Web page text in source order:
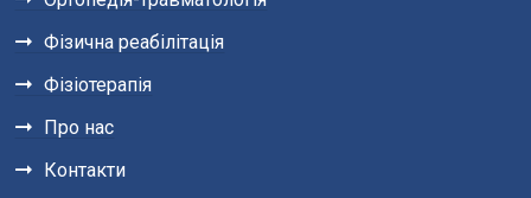
Фізична реабілітація
Фізіотерапія
Про нас
Контакти